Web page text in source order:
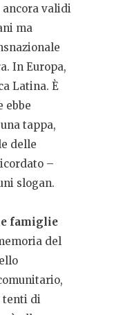
validi
ma
In Europa,
Latina. È
ebbe
tappa,
delle
–
slogan.
famiglie
del
tenti di